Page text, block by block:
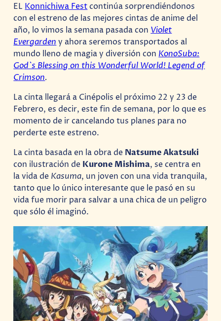
EL Konnichiwa Festcontinúa sorprendiéndonos
con el estreno de las mejores cintas de anime del
año, lo vimos la semana pasada con Violet
Evergarden y ahora seremos transportados al
mundo lleno de magia y diversión con KonoSuba:
God`s Blessing on this Wonderful World! Legend of
Crimson.
La cinta llegará a Cinépolis el próximo 22 y 23 de
Febrero, es decir, este fin de semana, por lo que es
momento de ir cancelando tus planes para no
perderte este estreno.
La cinta basada en la obra de Natsume Akatsuki
con ilustración de Kurone Mishima, se centra en
la vida de Kasuma, un joven con una vida tranquila,
tanto que lo único interesante que le pasó en su
vida fue morir para salvar a una chica de un peligro
que sólo él imaginó.